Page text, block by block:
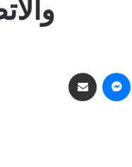
لينكدإن ماسنجر